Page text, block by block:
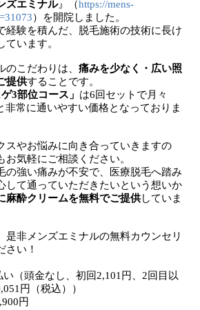
ズエミナル』（https://mens-
）を開院しました。
経験を積んだ、脱毛施術の技術に長け
ています。
こだわりは、 痛みを少なく・広い照
提供することです。
3部位コース」 は6回セットで月々
常に通いやすい価格となっておりま
スやお悩みに向き合っていきますの
お気軽にご相談ください。
の強い痛みが不安で、医療脱毛へ踏み
して通っていただきたいという想いか
麻酔クリームを無料でご提供していま
是非メンズエミナルの無料カウンセリ
さい！
（頭金なし、初回2,101円、2回目以
円（税込））
円